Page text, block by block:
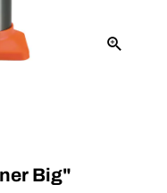
Big"